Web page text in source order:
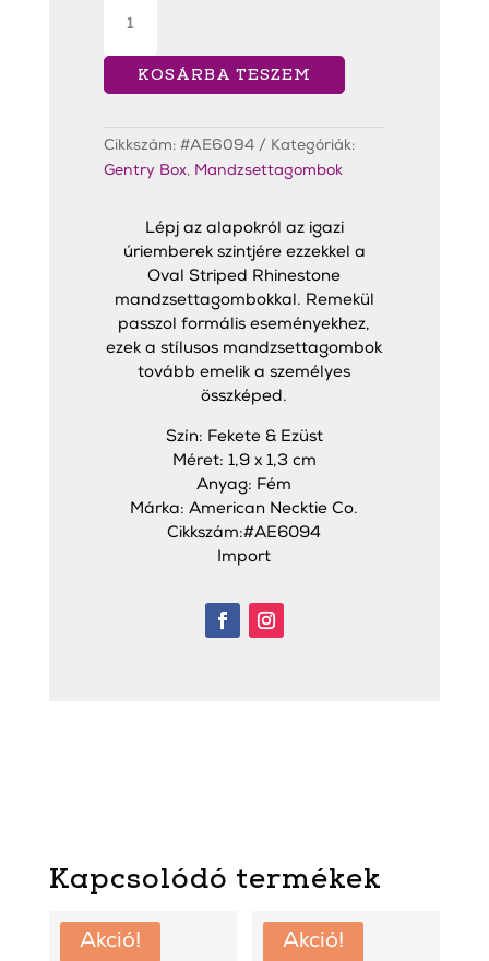
Striped
Mandzsettagombok
mennyiség
KOSÁRBA TESZEM
Cikkszám: #AE6094
Kategóriák:
Gentry Box, Mandzsettagombok
Lépj az alapokról az igazi
úriemberek szintjére ezzekkel a
Oval Striped Rhinestone
mandzsettagombokkal. Remekül
passzol formális eseményekhez,
ezek a stílusos mandzsettagombok
tovább emelik a személyes
összképed.
Szín: Fekete & Ezüst
Méret: 1,9 x 1,3 cm
Anyag: Fém
Márka: American Necktie Co.
Cikkszám:#AE6094
Import
Kapcsolódó termékek
Akció! Akció!